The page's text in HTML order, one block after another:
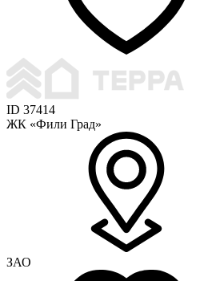
ID 37414
ЖК «Фили Град»
ЗАО